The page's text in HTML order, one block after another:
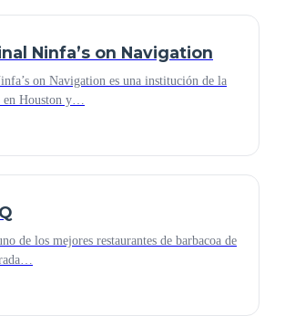
Ninfa’s on Navigation
on Navigation es una institución de la
Houston y…
de los mejores restaurantes de barbacoa de